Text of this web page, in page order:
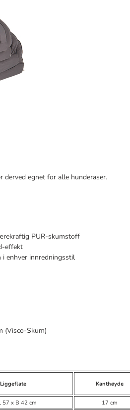
derved egnet for alle hunderaser.
PUR-skumstoff
effekt
enhver innredningsstil
(Visco-Skum)
Liggeflate Kanthøyde
57 x B 42 cm 17 cm